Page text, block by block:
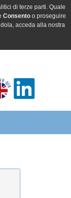
di terze parti. Quale
Consentoo proseguire
acceda alla nostra